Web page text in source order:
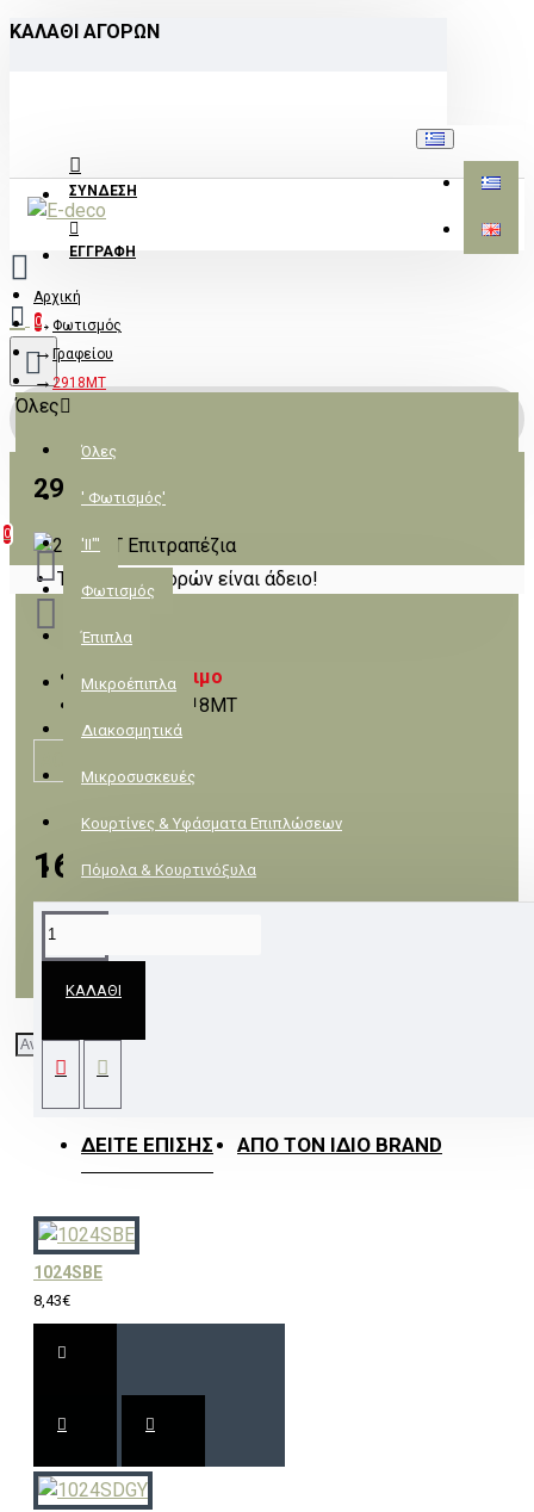
ΚΑΛΆΘΙ ΑΓΟΡΏΝ
ΣΎΝΔΕΣΗ
ΕΓΓΡΑΦΉ
0
Όλες
Όλες
' Φωτισμός'
'II"'
Φωτισμός
Έπιπλα
Μικροέπιπλα
Διακοσμητικά
Μικροσυσκευές
Κουρτίνες & Υφάσματα Επιπλώσεων
Πόμολα & Κουρτινόξυλα
Πλακάκια & Είδη Υγιεινής
Λευκά είδη
0
Το καλάθι αγορών είναι άδειο!
Αρχική
Φωτισμός
Γραφείου
2918MT
2918MT
Μη διαθέσιμο
2918MT
16,24€
ΚΑΛΆΘΙ
ΦΩΤΙΣΤΙΚΟ ΓΡΑΦΕΙΟΥ 1ΧΕ27 ΤΙΡΚΟΥΑΖ
ΔΕΊΤΕ ΕΠΊΣΗΣ ΑΠΌ ΤΟΝ ΊΔΙΟ BRAND
1024SBE
8,43€